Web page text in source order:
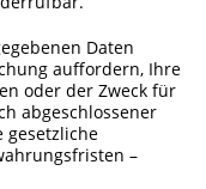
Daten
auffordern, Ihre
oder der Zweck für
abgeschlossener
gesetzliche
–